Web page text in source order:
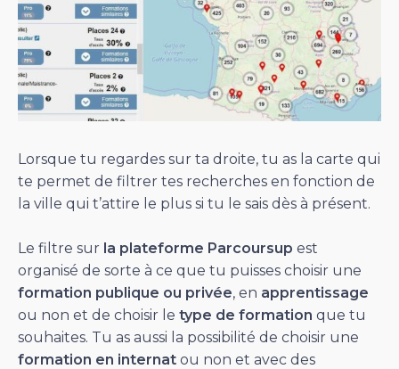
Lorsque tu regardes sur ta droite, tu as la carte qui
te permet de filtrer tes recherches en fonction de
la ville qui t’attire le plus si tu le sais dès à présent.
Le filtre sur la plateforme Parcoursup est
organisé de sorte à ce que tu puisses choisir une
formation publique ou privée, en apprentissage
ou non et de choisir le type de formation que tu
souhaites. Tu as aussi la possibilité de choisir une
formation en internat ou non et avec des